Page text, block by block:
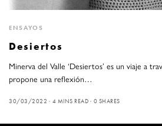
ENSAYOS
Desiertos
Minerva del Valle ‘Desiertos’ es un viaje a
propone una reflexión…
30/03/2022 4 MINS READ 0 SHARES